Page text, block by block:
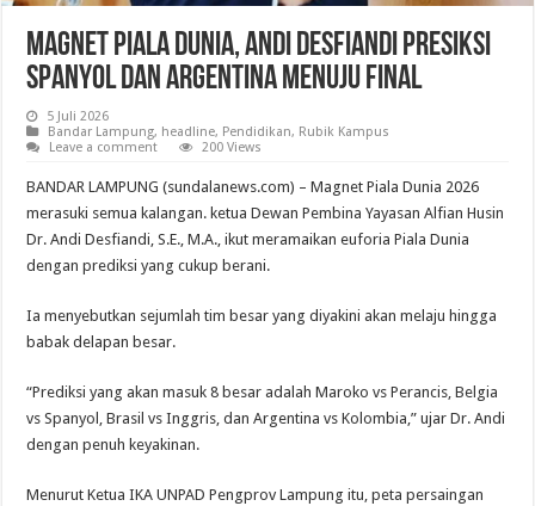
Magnet Piala Dunia, Andi Desfiandi Presiksi
Spanyol dan Argentina Menuju Final
5 Juli 2026
Bandar Lampung, headline, Pendidikan, Rubik Kampus
Leave a comment
200 Views
BANDAR LAMPUNG (sundalanews.com) – Magnet Piala Dunia 2026
merasuki semua kalangan. ketua Dewan Pembina Yayasan Alfian Husin
Dr. Andi Desfiandi, S.E., M.A., ikut meramaikan euforia Piala Dunia
dengan prediksi yang cukup berani.
Ia menyebutkan sejumlah tim besar yang diyakini akan melaju hingga
babak delapan besar.
“Prediksi yang akan masuk 8 besar adalah Maroko vs Perancis, Belgia
vs Spanyol, Brasil vs Inggris, dan Argentina vs Kolombia,” ujar Dr. Andi
dengan penuh keyakinan.
Menurut Ketua IKA UNPAD Pengprov Lampung itu, peta persaingan